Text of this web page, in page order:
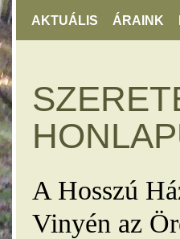
AKTUÁLIS ÁRAINK
A Hosszú
Vinyén az